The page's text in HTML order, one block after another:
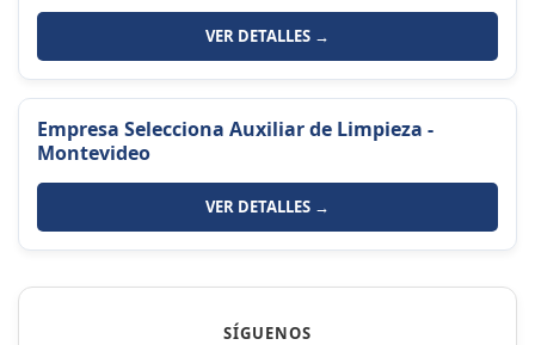
VER DETALLES →
Empresa Selecciona Auxiliar de Limpieza -
Montevideo
VER DETALLES →
SÍGUENOS